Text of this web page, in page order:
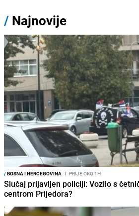
/ Najnovije
/BOSNA I HERCEGOVINA I PRIJE OKO 1H
Slučaj prijavljen policiji: Vozilo s
centrom Prijedora?